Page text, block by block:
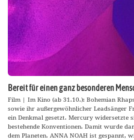
Bereit für einen ganz besonderen
Film | Im Kino (ab 31.10.): Bohemian
sowie ihr außergewöhnlicher Leadsänger
ein Denkmal gesetzt. Mercury widersetzte
bestehende Konventionen. Damit wurde
dem Planeten. ANNA NOAH ist gespannt,